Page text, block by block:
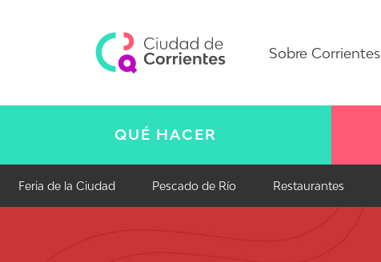
Sobre Corrientes
QUÉ HACER
Feria de la Ciudad Pescado de Río Restaurantes